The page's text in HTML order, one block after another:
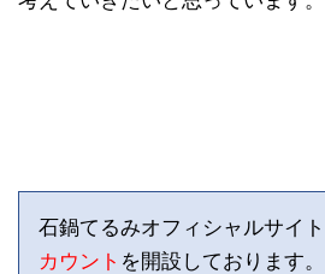
石鍋てるみオフィシャルサイト
カウント を開設しております。